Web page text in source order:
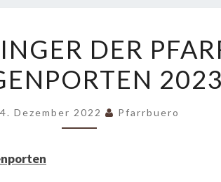
DER
PFARREI
SELIGENPORTEN
2023
DER
2023
Dezember 2022 Pfarrbuero